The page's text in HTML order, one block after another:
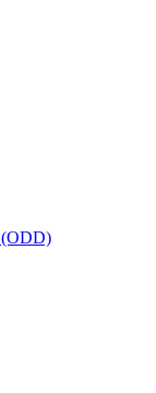
(ODD)